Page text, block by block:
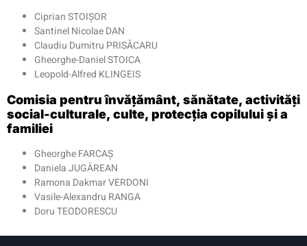
Ciprian STOIȘOR
Santinel Nicolae DAN
Claudiu Dumitru PRISĂCARU
Gheorghe-Daniel STOICA
Leopold-Alfred KLINGEIS
Comisia pentru învățământ, sănătate, activități
social-culturale, culte, protecția copilului și a
familiei
Gheorghe FARCAȘ
Daniela JUGĂREAN
Ramona Dakmar VERDONI
Vasile-Alexandru RANGA
Doru TEODORESCU